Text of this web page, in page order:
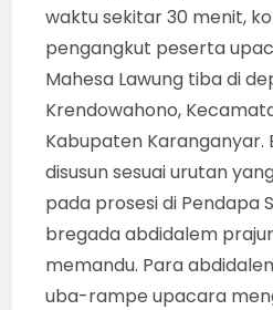
waktu sekitar 30 menit,
pengangkut peserta
Mahesa Lawung tiba di
Krendowahono,
Kabupaten Karanganyar.
disusun sesuai urutan
pada prosesi di Pendapa
bregada abdidalem
memandu. Para
uba-rampe upacara